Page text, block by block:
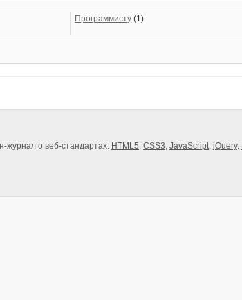
Программисту (1)
журнал о веб-стандартах: HTML5, CSS3, JavaScript, jQuery.